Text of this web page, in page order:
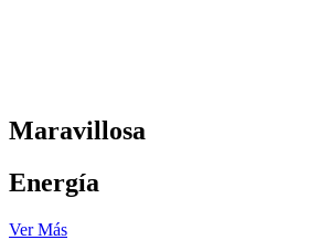
Maravillosa
Energía
Ver Más